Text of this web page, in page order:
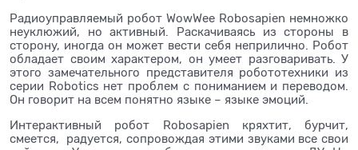
Радиоуправляемый робот WowWee Robosapien немножко
неуклюжий, но активный. Раскачиваясь из стороны в
сторону, иногда он может вести себя неприлично. Робот
обладает своим характером, он умеет разговаривать. У
этого замечательного представителя робототехники из
серии Robotics нет проблем с пониманием и переводом.
Он говорит на всем понятно языке – языке эмоций.
Интерактивный робот Robosapien кряхтит, бурчит,
смеется, радуется, сопровождая этими звуками все свои